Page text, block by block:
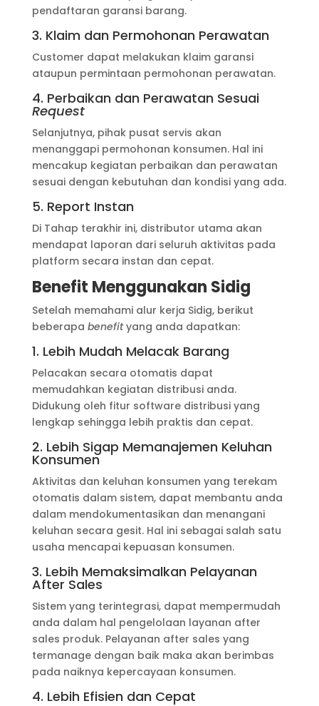
pendaftaran garansi barang.
3. Klaim dan Permohonan Perawatan
Customer dapat melakukan klaim garansi
ataupun permintaan permohonan perawatan.
4. Perbaikan dan Perawatan Sesuai
Request
Selanjutnya, pihak pusat servis akan
menanggapi permohonan konsumen. Hal ini
mencakup kegiatan perbaikan dan perawatan
sesuai dengan kebutuhan dan kondisi yang ada.
5. Report Instan
Di Tahap terakhir ini, distributor utama akan
mendapat laporan dari seluruh aktivitas pada
platform secara instan dan cepat.
Benefit Menggunakan Sidig
Setelah memahami alur kerja Sidig, berikut
beberapa benefityang anda dapatkan:
1. Lebih Mudah Melacak Barang
Pelacakan secara otomatis dapat
memudahkan kegiatan distribusi anda.
Didukung oleh fitur software distribusi yang
lengkap sehingga lebih praktis dan cepat.
2. Lebih Sigap Memanajemen Keluhan
Konsumen
Aktivitas dan keluhan konsumen yang terekam
otomatis dalam sistem, dapat membantu anda
dalam mendokumentasikan dan menangani
keluhan secara gesit. Hal ini sebagai salah satu
usaha mencapai kepuasan konsumen.
3. Lebih Memaksimalkan Pelayanan
After Sales
Sistem yang terintegrasi, dapat mempermudah
anda dalam hal pengelolaan layanan after
sales produk. Pelayanan after sales yang
termanage dengan baik maka akan berimbas
pada naiknya kepercayaan konsumen.
4. Lebih Efisien dan Cepat